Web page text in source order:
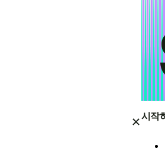
시작